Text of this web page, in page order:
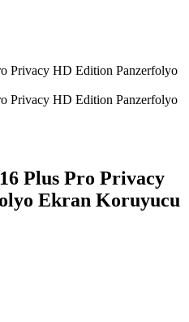
Plus Pro Privacy
Ekran Koruyucu